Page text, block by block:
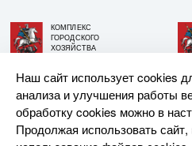
КОМПЛЕКС
ГОРОДСКОГО
ХОЗЯЙСТВА
© АО «МОСГАЗ», 2026. При
ссылка на сайт обязательна.
Наш сайт использует cookies
анализа и улучшения работы
обработку cookies можно в
Продолжая использовать